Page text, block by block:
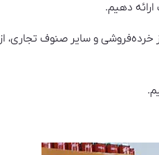
دهیم.
مراکز خرده‌فروشی و سایر صنوف تجاری، از